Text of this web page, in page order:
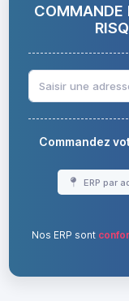
COMMANDE
Commandez
ERP par
Nos ERP sont